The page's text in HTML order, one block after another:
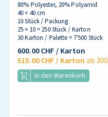
80% Polyester, 20% Polyamid
40 × 40 cm
10 Stück / Packung
25 × 10 = 250 Stück / Karton
30 Karton / Palette = 7'500 Stück
600.00 CHF/ Karton
515.00 CHF/ Karton ab 300
in den Warenkorb